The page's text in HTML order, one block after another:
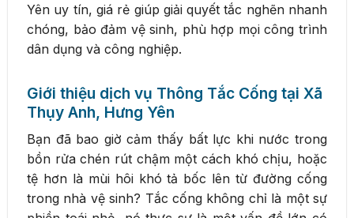
Yên uy tín, giá rẻ giúp giải quyết tắc nghẽn nhanh
chóng, bảo đảm vệ sinh, phù hợp mọi công trình
dân dụng và công nghiệp.
Giới thiệu dịch vụ Thông Tắc Cống tại Xã
Thụy Anh, Hưng Yên
Bạn đã bao giờ cảm thấy bất lực khi nước trong
bồn rửa chén rút chậm một cách khó chịu, hoặc
tệ hơn là mùi hôi khó tả bốc lên từ đường cống
trong nhà vệ sinh? Tắc cống không chỉ là một sự